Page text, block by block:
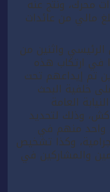
محرك، ونتج عنه
مالي من عائدات
واثنين من
في ارتكاب هذه
تم إيداعهم تحت
خلفية البحث
العامة
وذلك لتحديد
منهم في
وكذا تشخيص
والمشاركين في